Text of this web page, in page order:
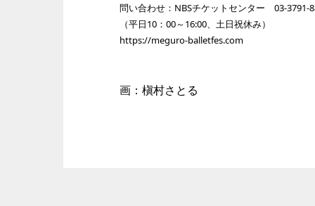
問い合わせ：NBSチケットセンター 03-3791-
（平日10：00～16:00、土日祝休み）
https://meguro-balletfes.com
画：槇村さとる